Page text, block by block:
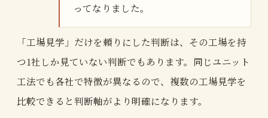
ってなりました。
「工場見学」だけを頼りにした判断は、その工場を持
つ1社しか見ていない判断でもあります。同じユニット
工法でも各社で特徴が異なるので、複数の工場見学を
比較できると判断軸がより明確になります。